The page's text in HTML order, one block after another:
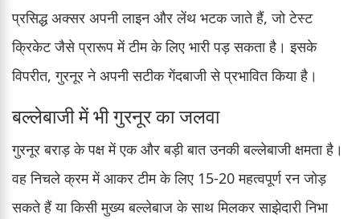
प्रसिद्ध अक्सर अपनी लाइन और लेंथ भटक जाते हैं, जो टेस्ट
क्रिकेट जैसे प्रारूप में टीम के लिए भारी पड़ सकता है। इसके
विपरीत, गुरनूर ने अपनी सटीक गेंदबाजी से प्रभावित किया है।
बल्लेबाजी में भी गुरनूर का जलवा
गुरनूर बराड़ के पक्ष में एक और बड़ी बात उनकी बल्लेबाजी क्षमता है।
वह निचले क्रम में आकर टीम के लिए 15-20 महत्वपूर्ण रन जोड़
सकते हैं या किसी मुख्य बल्लेबाज के साथ मिलकर साझेदारी निभा